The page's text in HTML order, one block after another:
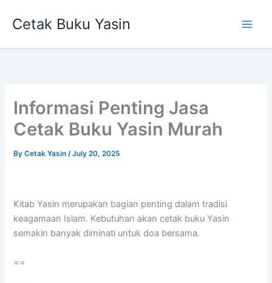
Cetak Buku Yasin
Informasi Penting Jasa
Cetak Buku Yasin Murah
ByCetak Yasin/July 20, 2025
Kitab Yasin merupakan bagian penting dalam tradisi
keagamaan Islam. Kebutuhan akan cetak buku Yasin
semakin banyak diminati untuk doa bersama.
==